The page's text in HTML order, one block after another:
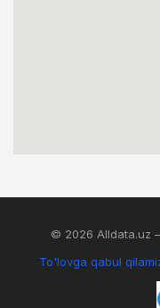
© 2026 Alldata.uz
To'lovga qabul